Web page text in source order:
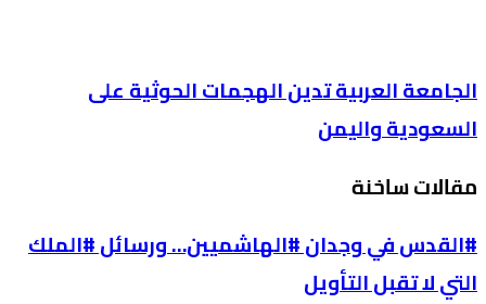
الجامعة العربية تدين الهجمات الحوثية على
السعودية واليمن
مقالات ساخنة
#القدس في وجدان #الهاشميين… ورسائل #الملك
التي لا تقبل التأويل